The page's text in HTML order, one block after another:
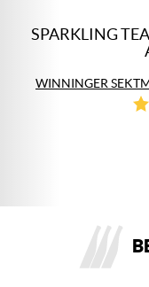
SPARKLING
WINNINGER